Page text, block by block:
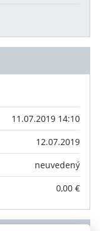
11.07.2019 14:10
12.07.2019
neuvedený
0,00 €